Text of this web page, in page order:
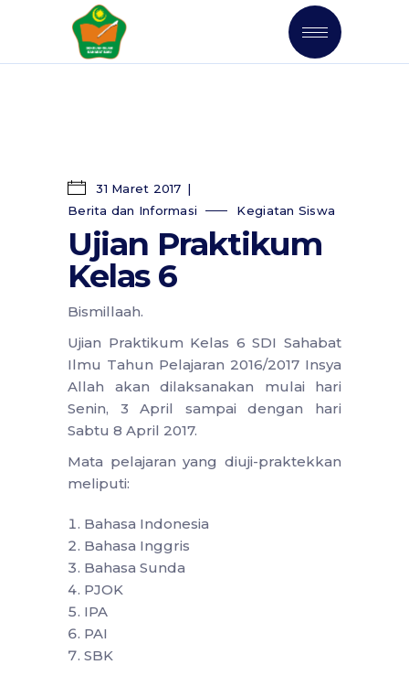
31 Maret 2017
Berita dan Informasi
Kegiatan Siswa
Ujian Praktikum
Kelas 6
Bismillaah.
Ujian Praktikum Kelas 6 SDI Sahabat
Ilmu Tahun Pelajaran 2016/2017 Insya
Allah akan dilaksanakan mulai hari
Senin, 3 April sampai dengan hari
Sabtu 8 April 2017.
Mata pelajaran yang diuji-praktekkan
meliputi:
Bahasa Indonesia
Bahasa Inggris
Bahasa Sunda
PJOK
IPA
PAI
SBK